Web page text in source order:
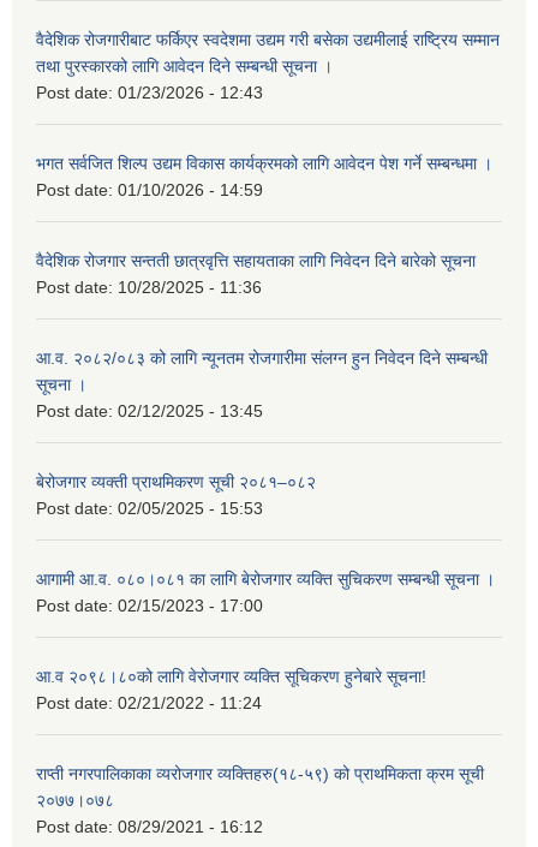
वैदेशिक रोजगारीबाट फर्किएर स्वदेशमा उद्यम गरी बसेका उद्यमीलाई राष्ट्रिय सम्मान
तथा पुरस्कारको लागि आवेदन दिने सम्बन्धी सूचना ।
Post date: 01/23/2026 - 12:43
भगत सर्वजित शिल्प उद्यम विकास कार्यक्रमको लागि आवेदन पेश गर्ने सम्बन्धमा ।
Post date: 01/10/2026 - 14:59
वैदेशिक रोजगार सन्तती छात्रवृत्ति सहायताका लागि निवेदन दिने बारेको सूचना
Post date: 10/28/2025 - 11:36
आ.व. २०८२/०८३ को लागि न्यूनतम रोजगारीमा संलग्न हुन निवेदन दिने सम्बन्धी
सूचना ।
Post date: 02/12/2025 - 13:45
बेरोजगार व्यक्ती प्राथमिकरण सूची २०८१–०८२
Post date: 02/05/2025 - 15:53
आगामी आ.व. ०८०।०८१ का लागि बेरोजगार व्यक्ति सुचिकरण सम्बन्धी सूचना ।
Post date: 02/15/2023 - 17:00
आ.व २०९८।८०को लागि वेरोजगार व्यक्ति सूचिकरण हुनेबारे सूचना!
Post date: 02/21/2022 - 11:24
राप्ती नगरपालिकाका व्यरोजगार व्यक्तिहरु(१८-५९) को प्राथमिकता क्रम सूची
२०७७।०७८
Post date: 08/29/2021 - 16:12